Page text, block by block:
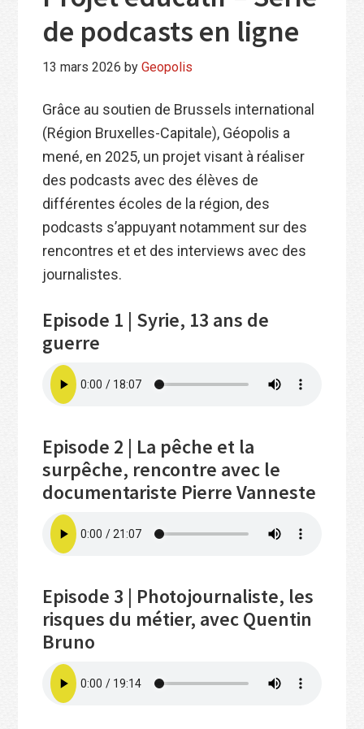
de podcasts en ligne
13 mars 2026 byGeopolis
Grâce au soutien de Brussels international
(Région Bruxelles-Capitale), Géopolis a
mené, en 2025, un projet visant à réaliser
des podcasts avec des élèves de
différentes écoles de la région, des
podcasts s’appuyant notamment sur des
rencontres et et des interviews avec des
journalistes.
Episode 1 | Syrie, 13 ans de
guerre
Episode 2 | La pêche et la
surpêche, rencontre avec le
documentariste Pierre Vanneste
Episode 3 | Photojournaliste, les
risques du métier, avec Quentin
Bruno